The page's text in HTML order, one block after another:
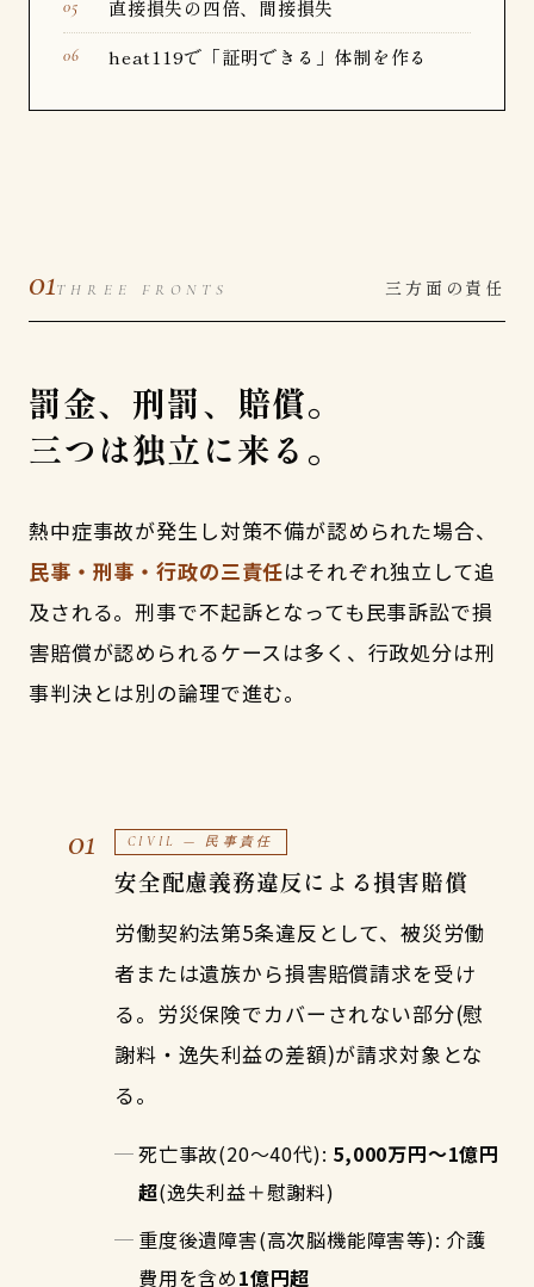
直接損失の四倍、間接損失
heat119で「証明できる」体制を作る
01THREE FRONTS 三方面の責任
罰金、刑罰、賠償。
三つは独立に来る。
熱中症事故が発生し対策不備が認められた場合、
民事・刑事・行政の三責任はそれぞれ独立して追
及される。刑事で不起訴となっても民事訴訟で損
害賠償が認められるケースは多く、行政処分は刑
事判決とは別の論理で進む。
01 CIVIL — 民事責任
安全配慮義務違反による損害賠償
労働契約法第5条違反として、被災労働
者または遺族から損害賠償請求を受け
る。労災保険でカバーされない部分(慰
謝料・逸失利益の差額)が請求対象とな
る。
死亡事故(20〜40代): 5,000万円〜1億円
超(逸失利益＋慰謝料)
重度後遺障害(高次脳機能障害等): 介護
費用を含め1億円超